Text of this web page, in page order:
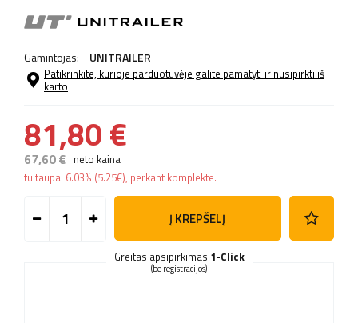
Gamintojas: UNITRAILER
Patikrinkite, kurioje parduotuvėje galite pamatyti ir nusipirkti iš
karto
81,80 €
67,60 € neto kaina
tu taupai 6.03% (5.25€), perkant komplekte.
Į KREPŠELĮ
Greitas apsipirkimas 1-Click
(be registracijos)